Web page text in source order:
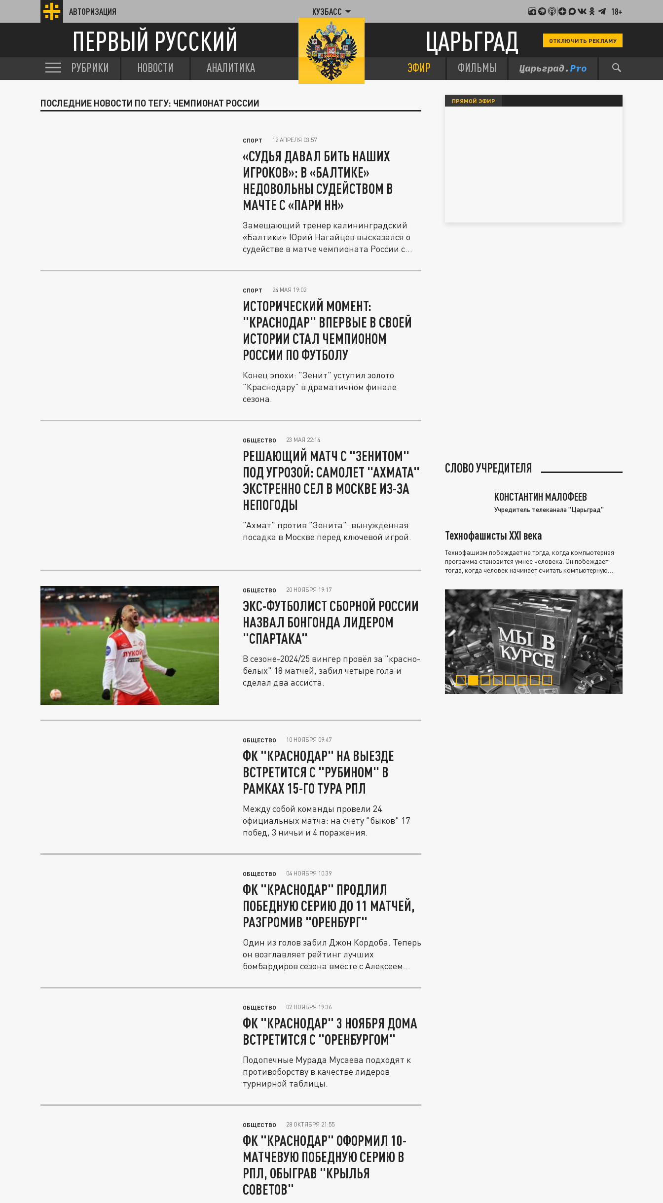
АВТОРИЗАЦИЯ КУЗБАСС 18+
ПЕРВЫЙ РУССКИЙ ЦАРЬГРАД ОТКЛЮЧИТЬ РЕКЛАМУ
РУБРИКИ НОВОСТИ АНАЛИТИКА ЭФИР ФИЛЬМЫ
ПОСЛЕДНИЕ НОВОСТИ ПО ТЕГУ: ЧЕМПИОНАТ РОССИИ
СПОРТ 12 АПРЕЛЯ 03:57
«СУДЬЯ ДАВАЛ БИТЬ НАШИХ
ИГРОКОВ»: В «БАЛТИКЕ»
НЕДОВОЛЬНЫ СУДЕЙСТВОМ В
МАЧТЕ С «ПАРИ НН»
Замещающий тренер калининградский
«Балтики» Юрий Нагайцев высказался о
судействе в матче чемпионата России с...
СПОРТ 24 МАЯ 19:02
ИСТОРИЧЕСКИЙ МОМЕНТ:
"КРАСНОДАР" ВПЕРВЫЕ В СВОЕЙ
ИСТОРИИ СТАЛ ЧЕМПИОНОМ
РОССИИ ПО ФУТБОЛУ
Конец эпохи: "Зенит" уступил золото
"Краснодару" в драматичном финале
сезона.
ОБЩЕСТВО 23 МАЯ 22:14
РЕШАЮЩИЙ МАТЧ С "ЗЕНИТОМ"
ПОД УГРОЗОЙ: САМОЛЕТ "АХМАТА"
ЭКСТРЕННО СЕЛ В МОСКВЕ ИЗ-ЗА
НЕПОГОДЫ
"Ахмат" против "Зенита": вынужденная
посадка в Москве перед ключевой игрой.
ОБЩЕСТВО 20 НОЯБРЯ 19:17
ЭКС-ФУТБОЛИСТ СБОРНОЙ РОССИИ
НАЗВАЛ БОНГОНДА ЛИДЕРОМ
"СПАРТАКА"
В сезоне-2024/25 вингер провёл за "красно-
белых" 18 матчей, забил четыре гола и
сделал два ассиста.
ОБЩЕСТВО 10 НОЯБРЯ 09:47
ФК "КРАСНОДАР" НА ВЫЕЗДЕ
ВСТРЕТИТСЯ С "РУБИНОМ" В
РАМКАХ 15-ГО ТУРА РПЛ
Между собой команды провели 24
официальных матча: на счету "быков" 17
побед, 3 ничьи и 4 поражения.
ОБЩЕСТВО 04 НОЯБРЯ 10:39
ФК "КРАСНОДАР" ПРОДЛИЛ
ПОБЕДНУЮ СЕРИЮ ДО 11 МАТЧЕЙ,
РАЗГРОМИВ "ОРЕНБУРГ"
Один из голов забил Джон Кордоба. Теперь
он возглавляет рейтинг лучших
бомбардиров сезона вместе с Алексеем...
ОБЩЕСТВО 02 НОЯБРЯ 19:36
ФК "КРАСНОДАР" 3 НОЯБРЯ ДОМА
ВСТРЕТИТСЯ С "ОРЕНБУРГОМ"
Подопечные Мурада Мусаева подходят к
противоборству в качестве лидеров
турнирной таблицы.
ОБЩЕСТВО 28 ОКТЯБРЯ 21:55
ФК "КРАСНОДАР" ОФОРМИЛ 10-
МАТЧЕВУЮ ПОБЕДНУЮ СЕРИЮ В
РПЛ, ОБЫГРАВ "КРЫЛЬЯ
СОВЕТОВ"
ПРЯМОЙ ЭФИР
СЛОВО УЧРЕДИТЕЛЯ
КОНСТАНТИН МАЛОФЕЕВ
Учредитель телеканала "Царьград"
Технофашисты XXI века
Технофашизм побеждает не тогда, когда компьютерная
программа становится умнее человека. Он побеждает
тогда, когда человек начинает считать компьютерную